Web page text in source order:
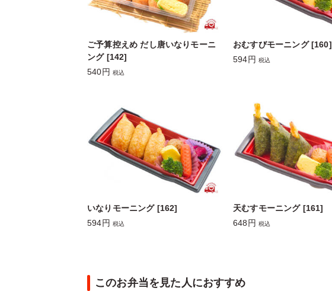
ご予算控えめ だし唐いなりモーニ
ング [142]
540円 税込
おむすびモーニング [160]
594円 税込
いなりモーニング [162]
594円 税込
天むすモーニング [161]
648円 税込
このお弁当を見た人におすすめ